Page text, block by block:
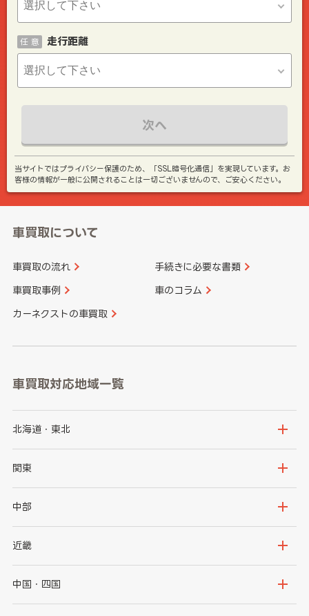
走行距離
任 意
次へ
当サイトではプライバシー保護のため、「SSL暗号化通信」を実現しています。お
客様の情報が一般に公開されることは一切ございませんので、ご安心ください。
車買取について
車買取の流れ 手続きに必要な書類
車買取事例 車のコラム
カーネクストの車買取
車買取対応地域一覧
北海道・東北
北海道
岩手県
秋田県
関東
茨城県
群馬県
千葉県
中部
新潟県
石川県
近畿
大阪府
中国・四国